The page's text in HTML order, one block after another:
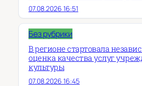
07.08.2026 16:51
Без рубрики
В регионе стартовала
оценка качества услуг
культуры
07.08.2026 16:45